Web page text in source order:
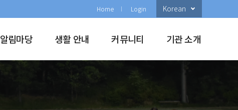
Home Login Korean
알림마당 생활 안내 커뮤니티 기관 소개